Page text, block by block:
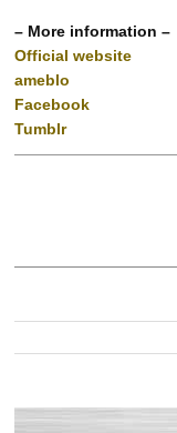
– More information –
Official website
ameblo
Facebook
Tumblr